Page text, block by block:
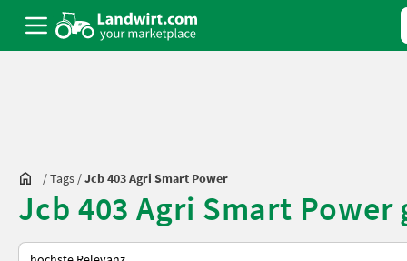
/Tags /Jcb 403 Agri Smart Power
Jcb 403 Agri Smart
So wird auf Landwirt.com sortiert